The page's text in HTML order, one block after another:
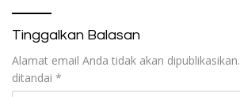
Tinggalkan Balasan
Alamat email Anda tidak akan dipublikasikan.
ditandai *